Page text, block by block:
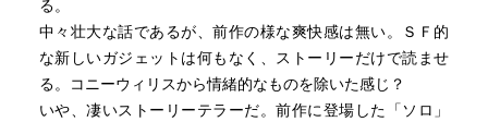
「トロイ」がサイロの責任者として冷凍睡眠から覚醒し
「第一シフト」に入っていく。
2212年、ポーターの「キャム」がIT部の荷を運んで爆死し
る。
中々壮大な話であるが、前作の様な爽快感は無い。ＳＦ的
な新しいガジェットは何もなく、ストーリーだけで読ませ
る。コニーウィリスから情緒的なものを除いた感じ？
いや、凄いストーリーテラーだ。前作に登場した「ソロ」